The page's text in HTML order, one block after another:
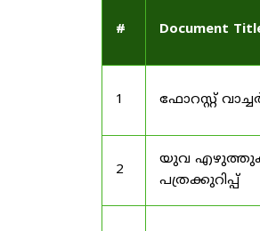
# Document
1 ഫോറസ്റ്റ്
2
യുവ
പത്രക്കുറിപ്പ്